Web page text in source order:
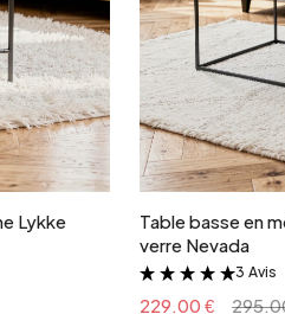
Lykke
Table basse en
verre Nevada
&
3 Avis
229.00 €